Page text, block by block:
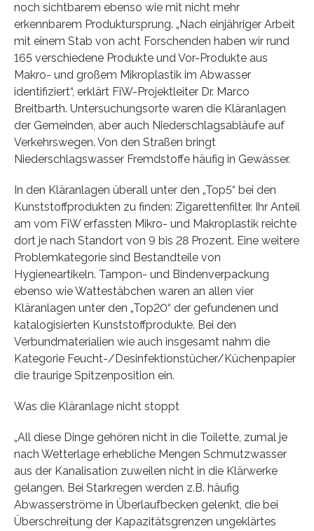
noch sichtbarem ebenso wie mit nicht mehr
erkennbarem Produktursprung. „Nach einjähriger Arbeit
mit einem Stab von acht Forschenden haben wir rund
165 verschiedene Produkte und Vor-Produkte aus
Makro- und großem Mikroplastik im Abwasser
identifiziert“, erklärt FiW-Projektleiter Dr. Marco
Breitbarth. Untersuchungsorte waren die Kläranlagen
der Gemeinden, aber auch Niederschlagsabläufe auf
Verkehrswegen. Von den Straßen bringt
Niederschlagswasser Fremdstoffe häufig in Gewässer.
In den Kläranlagen überall unter den „Top5“ bei den
Kunststoffprodukten zu finden: Zigarettenfilter. Ihr Anteil
am vom FiW erfassten Mikro- und Makroplastik reichte
dort je nach Standort von 9 bis 28 Prozent. Eine weitere
Problemkategorie sind Bestandteile von
Hygieneartikeln. Tampon- und Bindenverpackung
ebenso wie Wattestäbchen waren an allen vier
Kläranlagen unter den „Top20“ der gefundenen und
katalogisierten Kunststoffprodukte. Bei den
Verbundmaterialien wie auch insgesamt nahm die
Kategorie Feucht-/Desinfektionstücher/Küchenpapier
die traurige Spitzenposition ein.
Was die Kläranlage nicht stoppt
„All diese Dinge gehören nicht in die Toilette, zumal je
nach Wetterlage erhebliche Mengen Schmutzwasser
aus der Kanalisation zuweilen nicht in die Klärwerke
gelangen. Bei Starkregen werden z.B. häufig
Abwasserströme in Überlaufbecken gelenkt, die bei
Überschreitung der Kapazitätsgrenzen ungeklärtes